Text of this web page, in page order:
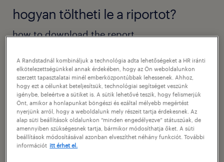
hogyan töltheti le a riportot?
how to download the report.
Kérjük adja meg az e-mail címét, amelyre
szeretné megkapni a Randstad Employer
Brand Research country reportját. Az alábbi
űrlap kitöltésével hozzájárul ahhoz, hogy a
jövőben is küldhessünk Önnek hasznos
szakmai tartalmakat.
A Randstadnál kombináljuk a technológia adta lehetőségeket a HR iránti
elkötelezettségünkkel annak érdekében, hogy az Ön weboldalunkon
szerzett tapasztalatai minél emberközpontúbbak lehessenek. Ahhoz,
hogy ezt a célunkat beteljesítsük, technológiai segítséget veszünk
igénybe, beleértve a sütiket is. A sütik lehetővé teszik, hogy felismerjük
Önt, amikor a honlapunkat böngészi és ezáltal mélyebb megértést
nyerjünk arról, hogy a weboldalunk mely részeit tartja érdekesnek. Az
alap süti beállítások oldalunkon “minden engedélyezve” státuszúak, de
amennyiben szükségesnek tartja, bármikor módosíthatja őket. A süti
beállítások módosításával azonban elveszíthet néhány funkciót. További
információt itt érhet el.